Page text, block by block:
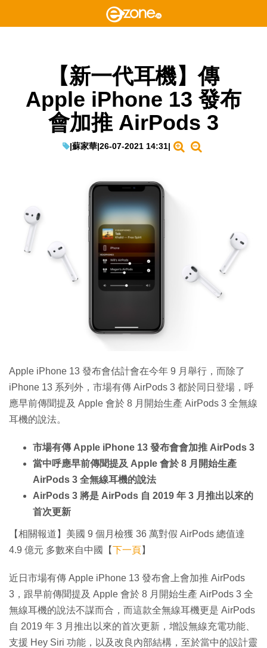
【新一代耳機】傳
Apple iPhone 13 發布
會加推 AirPods 3
|蘇家華|26-07-2021 14:31|
Apple iPhone 13 發布會估計會在今年 9 月舉行，而除了
iPhone 13 系列外，市場有傳 AirPods 3 都於同日登場，呼
應早前傳聞提及 Apple 會於 8 月開始生產 AirPods 3 全無線
耳機的說法。
市場有傳 Apple iPhone 13 發布會會加推 AirPods 3
當中呼應早前傳聞提及 Apple 會於 8 月開始生產
AirPods 3 全無線耳機的說法
AirPods‌ 3 將是 AirPods 自 2019 年 3 月推出以來的
首次更新
【相關報道】美國 9 個月檢獲 36 萬對假 AirPods 總值達
4.9 億元 多數來自中國【下一頁】
近日市場有傳 Apple iPhone 13 發布會上會加推 AirPods
3，跟早前傳聞提及 Apple 會於 8 月開始生產 AirPods 3 全
無線耳機的說法不謀而合，而這款全無線耳機更是 AirPods
自 2019 年 3 月推出以來的首次更新，增設無線充電功能、
支援 Hey Siri 功能，以及改良內部結構，至於當中的設計靈